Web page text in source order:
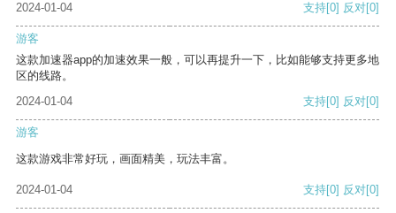
2024-01-04 支持[0] 反对[0]
游客
这款加速器app的加速效果一般，可以再提升一下，比如能够支持更多地
区的线路。
2024-01-04
支持[0] 反对[0]
游客
这款游戏非常好玩，画面精美，玩法丰富。
2024-01-04 支持[0] 反对[0]